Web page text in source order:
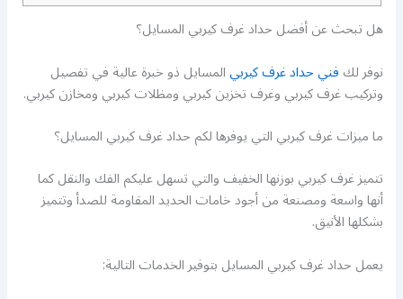
هل تبحث عن أفضل حداد غرف كيربي المسايل؟
نوفر لكفني حداد غرف كيربيالمسايل ذو خبرة عالية في تفصيل
وتركيب غرف كيربي وغرف تخزين كيربي ومظلات كيربي ومخازن كيربي.
ما ميزات غرف كيربي التي يوفرها لكم حداد غرف كيربي المسايل؟
تتميز غرف كيربي بوزنها الخفيف والتي تسهل عليكم الفك والنقل كما
أنها واسعة ومصنعة من أجود خامات الحديد المقاومة للصدأ وتتميز
بشكلها الأنيق.
يعمل حداد غرف كيربي المسايل بتوفير الخدمات التالية: